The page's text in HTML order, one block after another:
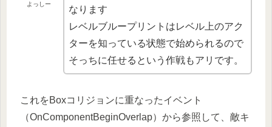
よっしー
なります
レベルブループリントはレベル上のアク
ターを知っている状態で始められるので
そっちに任せるという作戦もアリです。
これをBoxコリジョンに重なったイベント
（OnComponentBeginOverlap）から参照して、敵キ